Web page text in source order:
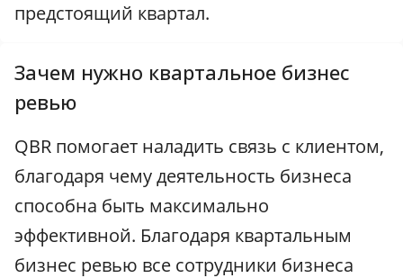
предстоящий квартал.
Зачем нужно квартальное бизнес
ревью
QBR помогает наладить связь с клиентом,
благодаря чему деятельность бизнеса
способна быть максимально
эффективной. Благодаря квартальным
бизнес ревью все сотрудники бизнеса